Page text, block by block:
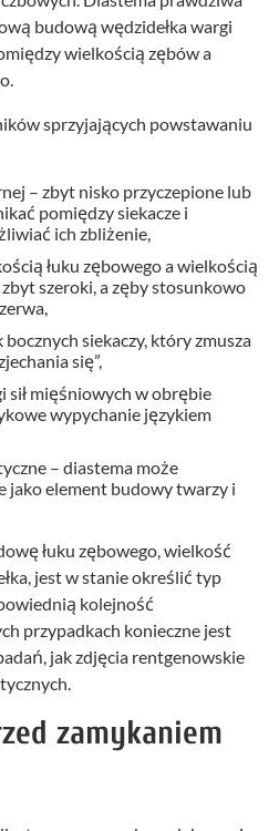
budową wędzidełka wargi
wielkością zębów a
sprzyjających powstawaniu
– zbyt nisko przyczepione lub
pomiędzy siekacze i
ich zbliżenie,
łuku zębowego a wielkością
zbyt szeroki, a zęby stosunkowo
siekaczy, który zmusza
się”,
sił mięśniowych w obrębie
wypychanie językiem
– diastema może
jako element budowy twarzy i
łuku zębowego, wielkość
jest w stanie określić typ
kolejność
przypadkach konieczne jest
jak zdjęcia rentgenowskie
zamykaniem